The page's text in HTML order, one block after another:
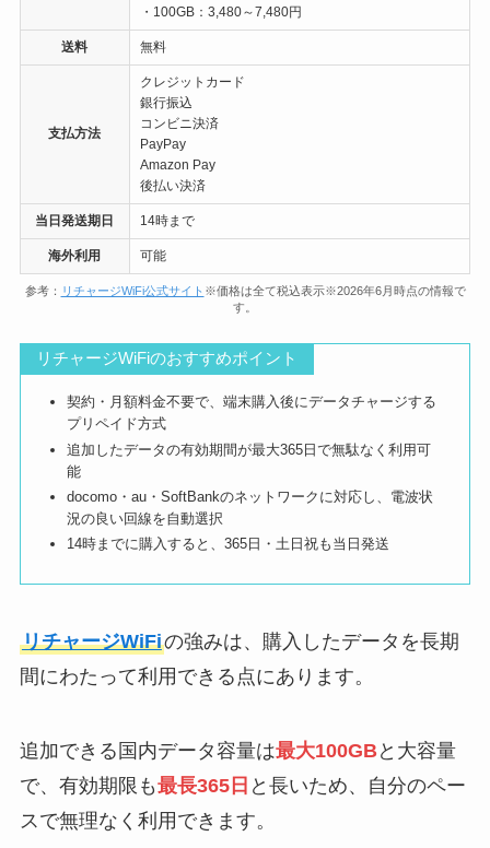
・100GB：3,480～7,480円
送料 無料
支払方法
クレジットカード
銀行振込
コンビニ決済
PayPay
Amazon Pay
後払い決済
当日発送期日 14時まで
海外利用 可能
参考： リチャージWiFi公式サイト ※価格は全て税込表示※2026年6月時点の情報で
す。
リチャージWiFiのおすすめポイント
契約・月額料金不要で、端末購入後にデータチャージする
プリペイド方式
追加したデータの有効期間が最大365日で無駄なく利用可
能
docomo・au・SoftBankのネットワークに対応し、電波状
況の良い回線を自動選択
14時までに購入すると、365日・土日祝も当日発送
リチャージWiFiの強みは、購入したデータを長期
間にわたって利用できる点にあります。
追加できる国内データ容量は最大100GBと大容量
で、有効期限も最長365日 と長いため、自分のペー
スで無理なく利用できます。